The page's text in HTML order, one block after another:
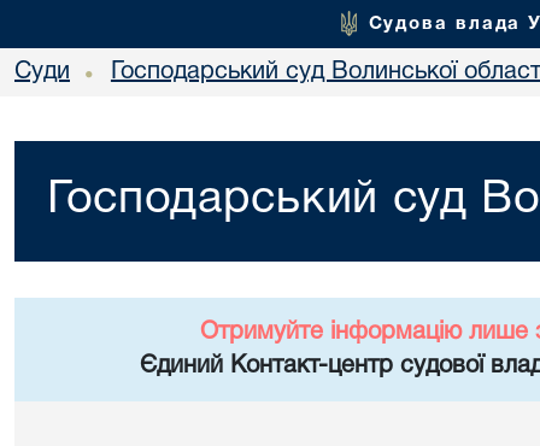
Судова влада
Суди • Господарський суд Волинської
Господарський суд
Отримуйте інформацію лише
Єдиний Контакт-центр судової